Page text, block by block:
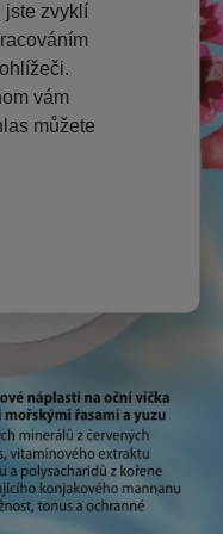
jste zvyklí
vám
můžete